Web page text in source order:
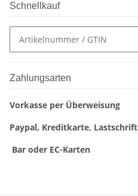
Schnellkauf
Zahlungsarten
Vorkasse per Überweisung
Paypal, Kreditkarte, Lastschrift
Bar oder EC-Karten